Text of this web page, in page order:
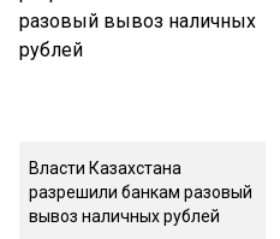
Власти Казахстана
разрешили банкам разовый
вывоз наличных рублей